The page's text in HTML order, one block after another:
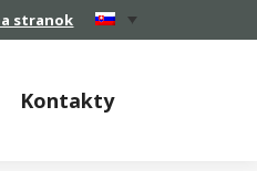
stranok
Kontakty